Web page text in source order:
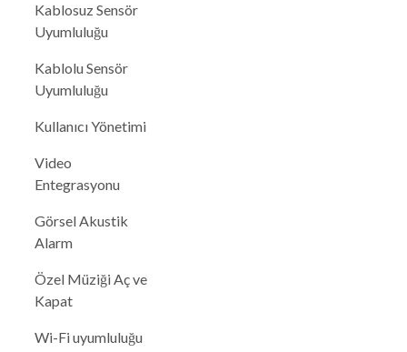
Kablosuz Sensör
Uyumluluğu
Kablolu Sensör
Uyumluluğu
Kullanıcı Yönetimi
Video
Entegrasyonu
Görsel Akustik
Alarm
Özel Müziği Aç ve
Kapat
Wi-Fi uyumluluğu